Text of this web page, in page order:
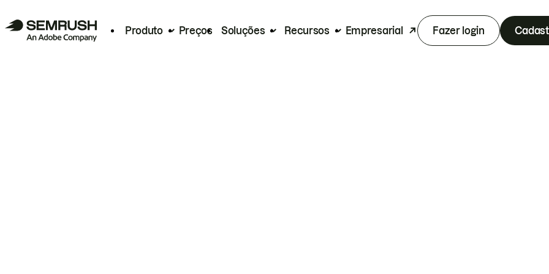
Produto Preços Soluções Recursos Empresarial Fazer login